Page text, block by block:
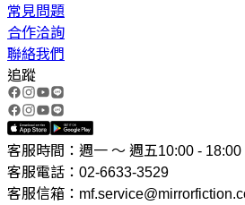
常見問題
合作洽詢
聯絡我們
追蹤
客服時間：週一 ～ 週五10:00 - 18:00
客服電話：02-6633-3529
客服信箱：